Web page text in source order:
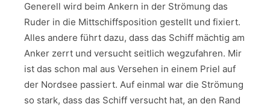
Generell wird beim Ankern in der Strömung das
Ruder in die Mittschiffsposition gestellt und fixiert.
Alles andere führt dazu, dass das Schiff mächtig am
Anker zerrt und versucht seitlich wegzufahren. Mir
ist das schon mal aus Versehen in einem Priel auf
der Nordsee passiert. Auf einmal war die Strömung
so stark, dass das Schiff versucht hat, an den Rand